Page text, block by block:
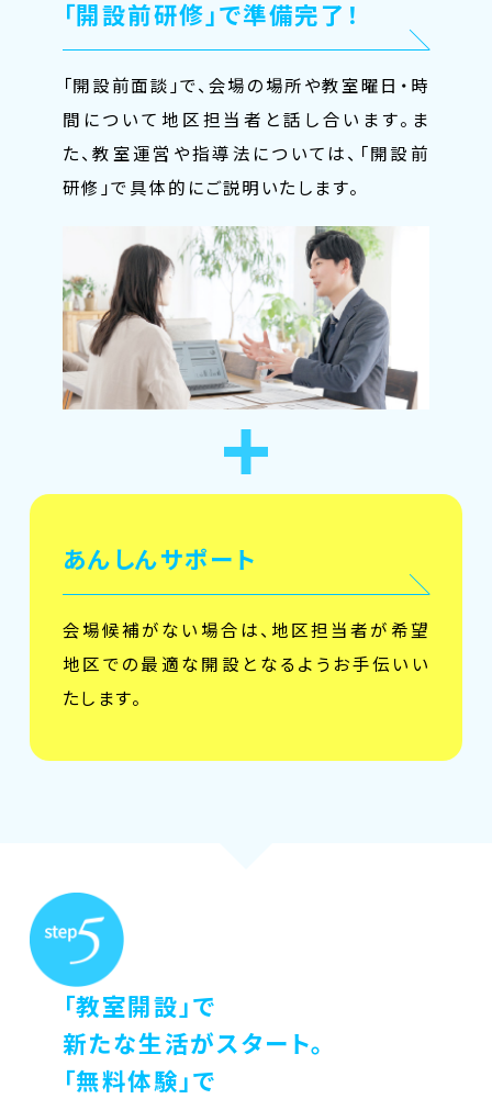
「開設前研修」で準備完了！
「開設前面談」で、会場の場所や教室曜日・時
間について地区担当者と話し合います。ま
た、教室運営や指導法については、「開設前
研修」で具体的にご説明いたします。
あんしんサポート
会場候補がない場合は、地区担当者が希望
地区での最適な開設となるようお手伝いい
たします。
「教室開設」で
新たな生活がスタート。
「無料体験」で